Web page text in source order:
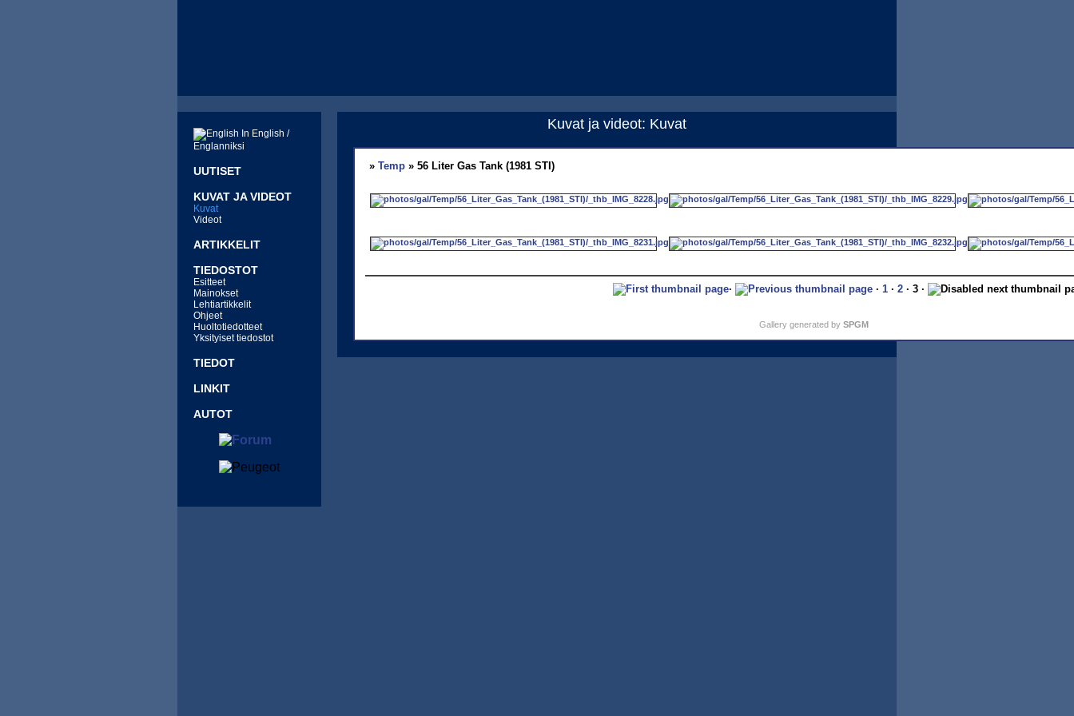
In English /
Englanniksi
UUTISET
KUVAT JA VIDEOT
Kuvat
Videot
ARTIKKELIT
TIEDOSTOT
Esitteet
Mainokset
Lehtiartikkelit
Ohjeet
Huoltotiedotteet
Yksityiset tiedostot
TIEDOT
LINKIT
AUTOT
Kuvat ja videot: Kuvat
» Temp » 56 Liter Gas Tank (1981 STI)
· · 1 · 2 · 3 ·
Gallery generated by SPGM